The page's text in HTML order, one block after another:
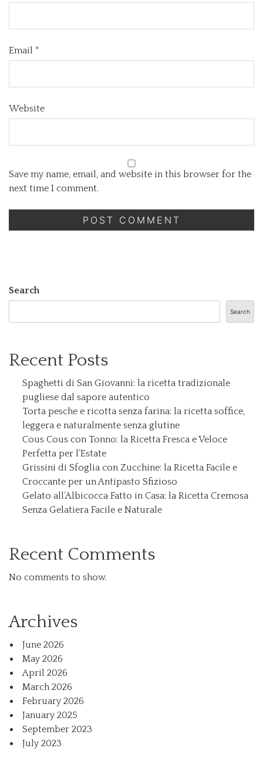
Email *
Website
Save my name, email, and website in this browser for the
next time I comment.
Search
Search
Recent Posts
Spaghetti di San Giovanni: la ricetta tradizionale
pugliese dal sapore autentico
Torta pesche e ricotta senza farina: la ricetta soffice,
leggera e naturalmente senza glutine
Cous Cous con Tonno: la Ricetta Fresca e Veloce
Perfetta per l’Estate
Grissini di Sfoglia con Zucchine: la Ricetta Facile e
Croccante per un Antipasto Sfizioso
Gelato all’Albicocca Fatto in Casa: la Ricetta Cremosa
Senza Gelatiera Facile e Naturale
Recent Comments
No comments to show.
Archives
June 2026
May 2026
April 2026
March 2026
February 2026
January 2025
September 2023
July 2023